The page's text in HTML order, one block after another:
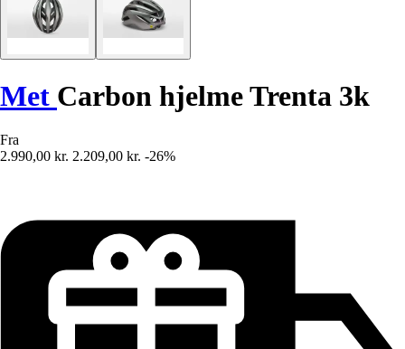
Met Carbon hjelme Trenta 3k
Fra
2.990,00 kr. 2.209,00 kr. -26%